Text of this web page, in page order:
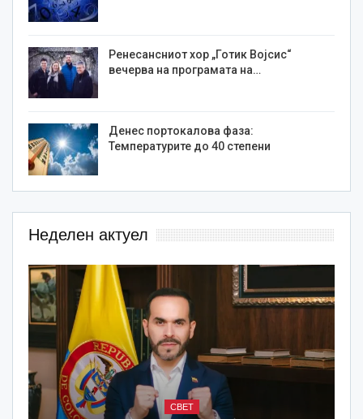
Ренесансниот хор „Готик Војсис“
вечерва на програмата на…
Денес портокалова фаза:
Температурите до 40 степени
Неделен актуел
СВЕТ